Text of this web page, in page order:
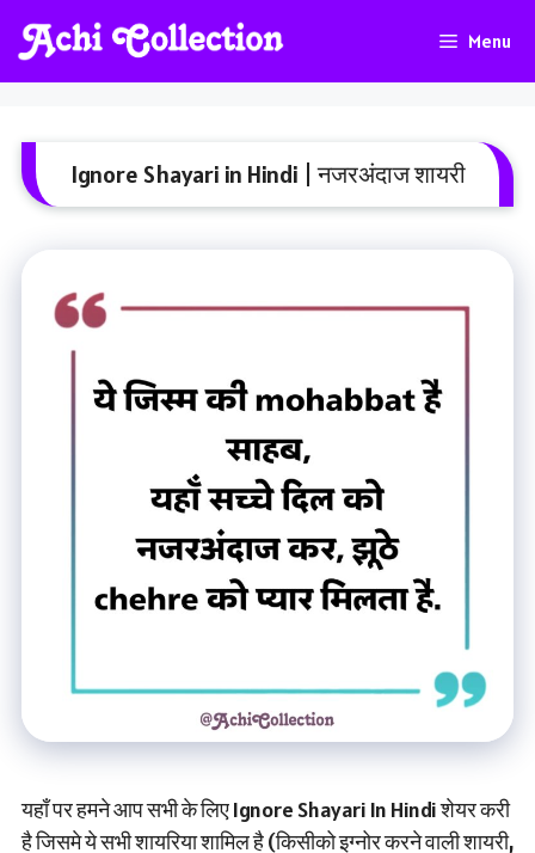
To
Content
Menu
Ignore Shayari in Hindi | नजरअंदाज शायरी
यहाँ पर हमने आप सभी के लिए Ignore Shayari In Hindi शेयर करी
है जिसमे ये सभी शायरिया शामिल है (किसीको इग्नोर करने वाली शायरी,